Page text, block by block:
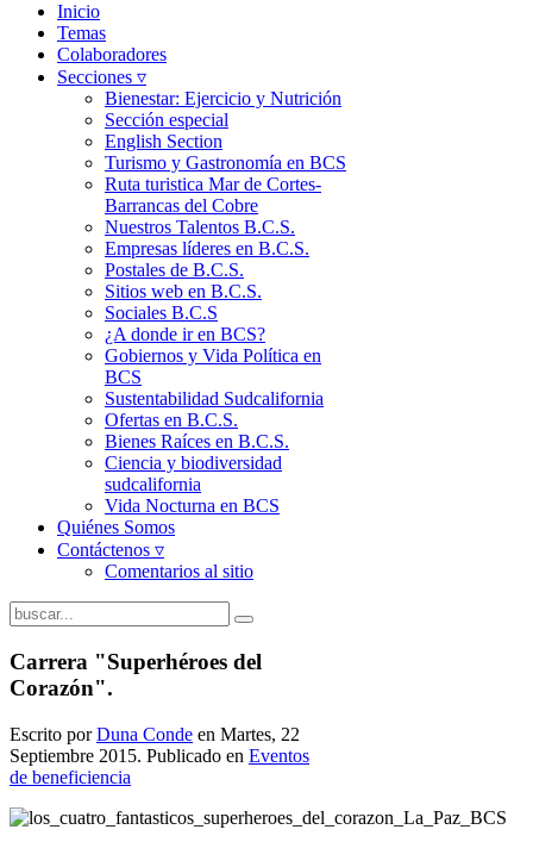
Inicio
Temas
Colaboradores
Secciones ▿
Bienestar: Ejercicio y Nutrición
Sección especial
English Section
Turismo y Gastronomía en BCS
Ruta turistica Mar de Cortes-
Barrancas del Cobre
Nuestros Talentos B.C.S.
Empresas líderes en B.C.S.
Postales de B.C.S.
Sitios web en B.C.S.
Sociales B.C.S
¿A donde ir en BCS?
Gobiernos y Vida Política en
BCS
Sustentabilidad Sudcalifornia
Ofertas en B.C.S.
Bienes Raíces en B.C.S.
Ciencia y biodiversidad
sudcalifornia
Vida Nocturna en BCS
Quiénes Somos
Contáctenos ▿
Comentarios al sitio
Carrera "Superhéroes del
Corazón".
Escrito porDuna Conde en Martes, 22
Septiembre 2015. Publicado en Eventos
de beneficiencia